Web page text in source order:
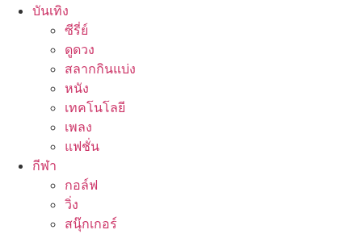
บันเทิง
ซีรี่ย์
ดูดวง
สลากกินแบ่ง
หนัง
เทคโนโลยี
เพลง
แฟชั่น
กีฬา
กอล์ฟ
วิ่ง
สนุ๊กเกอร์